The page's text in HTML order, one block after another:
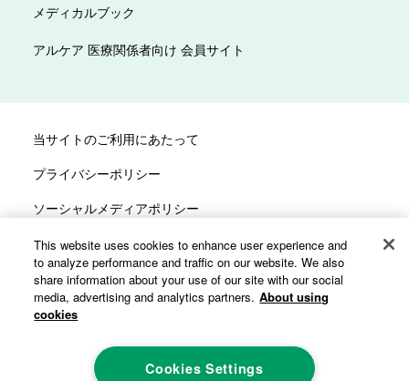
メディカルブック
アルケア 医療関係者向け 会員サイト
当サイトのご利用にあたって
プライバシーポリシー
ソーシャルメディアポリシー
サイトマップ
カスタマーハラスメントへの対応方針
This website uses cookies to enhance user experience and
to analyze performance and traffic on our website. We also
share information about your use of our site with our social
media, advertising and analytics partners. About using
cookies
Cookies Settings